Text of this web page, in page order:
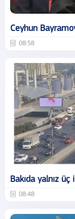
Ceyhun
08:58
Bakıda yalnız
08:48